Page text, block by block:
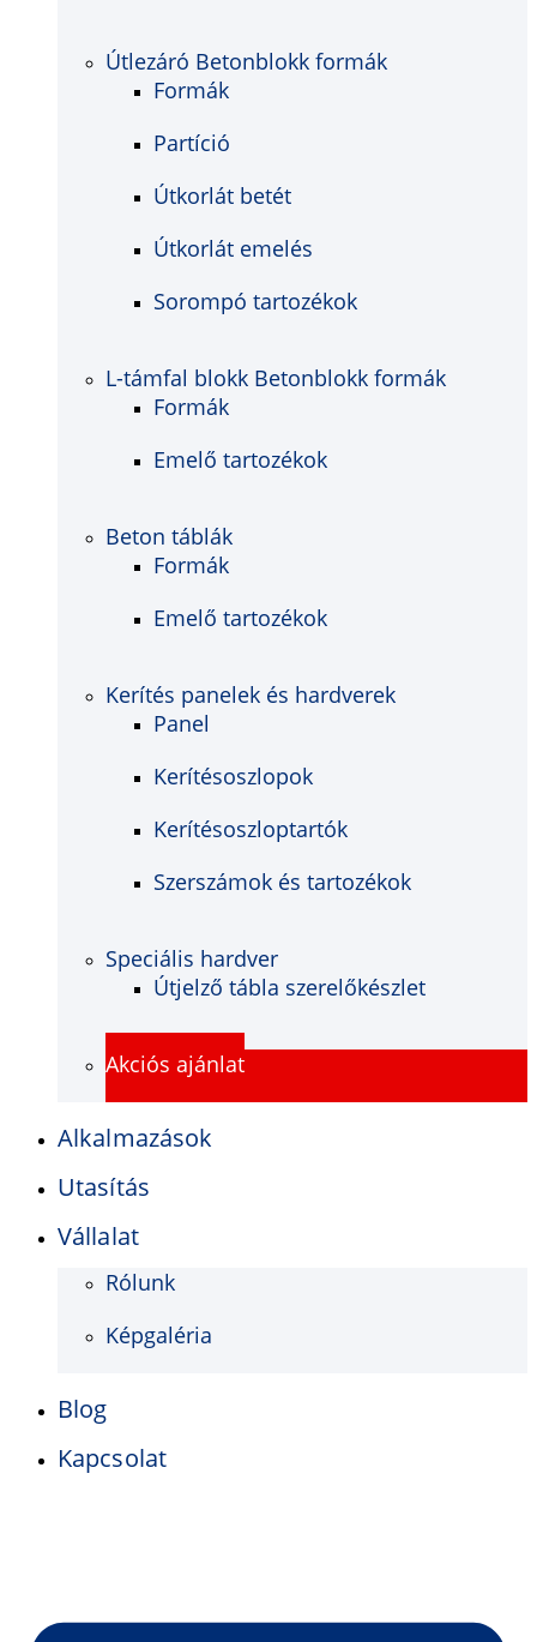
Útlezáró Betonblokk formák
Formák
Partíció
Útkorlát betét
Útkorlát emelés
Sorompó tartozékok
L-támfal blokk Betonblokk formák
Formák
Emelő tartozékok
Beton táblák
Formák
Emelő tartozékok
Kerítés panelek és hardverek
Panel
Kerítésoszlopok
Kerítésoszloptartók
Szerszámok és tartozékok
Speciális hardver
Útjelző tábla szerelőkészlet
Akciós ajánlat
Alkalmazások
Utasítás
Vállalat
Rólunk
Képgaléria
Blog
Kapcsolat